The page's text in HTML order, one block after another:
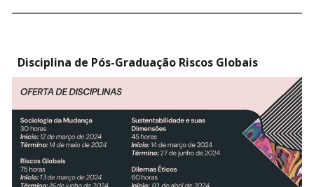
Disciplina de Pós-Graduação Riscos Globais